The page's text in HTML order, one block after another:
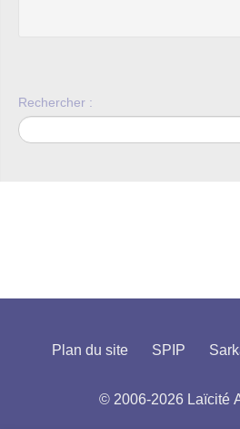
Rechercher :
Plan du site SPIP
© 2006-2026 Laïcité